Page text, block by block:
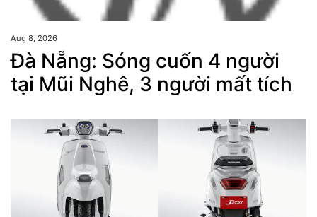
Aug 8, 2026
Đà Nẵng: Sóng cuốn 4 người
tại Mũi Nghê, 3 người mất tích